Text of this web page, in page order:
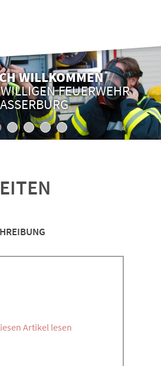
WILLKOMMEN
FEUERWEHR